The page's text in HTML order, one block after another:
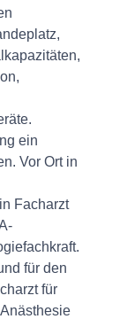
ein
Vor Ort in
Facharzt
für den
für